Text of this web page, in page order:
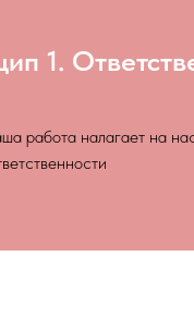
1.
работа налагает на